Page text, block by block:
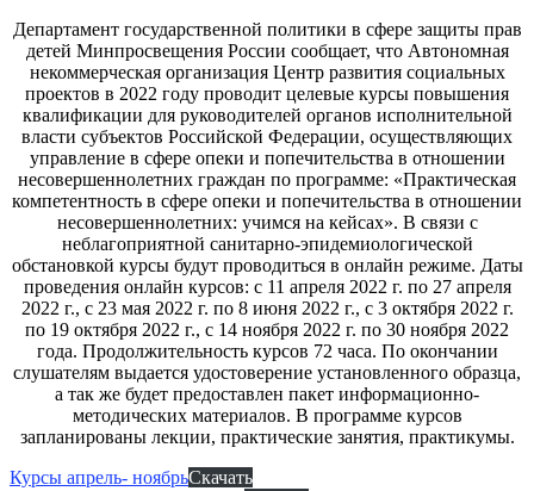
Департамент государственной политики в сфере защиты прав
детей Минпросвещения России сообщает, что Автономная
некоммерческая организация Центр развития социальных
проектов в 2022 году проводит целевые курсы повышения
квалификации для руководителей органов исполнительной
власти субъектов Российской Федерации, осуществляющих
управление в сфере опеки и попечительства в отношении
несовершеннолетних граждан по программе: «Практическая
компетентность в сфере опеки и попечительства в отношении
несовершеннолетних: учимся на кейсах». В связи с
неблагоприятной санитарно-эпидемиологической
обстановкой курсы будут проводиться в онлайн режиме. Даты
проведения онлайн курсов: с 11 апреля 2022 г. по 27 апреля
2022 г., с 23 мая 2022 г. по 8 июня 2022 г., с 3 октября 2022 г.
по 19 октября 2022 г., с 14 ноября 2022 г. по 30 ноября 2022
года. Продолжительность курсов 72 часа. По окончании
слушателям выдается удостоверение установленного образца,
а так же будет предоставлен пакет информационно-
методических материалов. В программе курсов
запланированы лекции, практические занятия, практикумы.
Курсы апрель- ноябрьСкачать